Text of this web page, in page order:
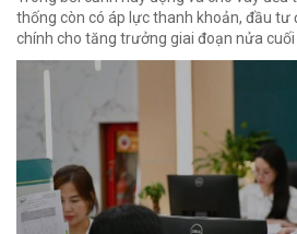
thống còn có áp lực thanh khoản, đầu tư
chính cho tăng trưởng giai đoạn nửa cuối